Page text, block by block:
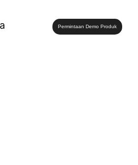
Permintaan Demo Produk